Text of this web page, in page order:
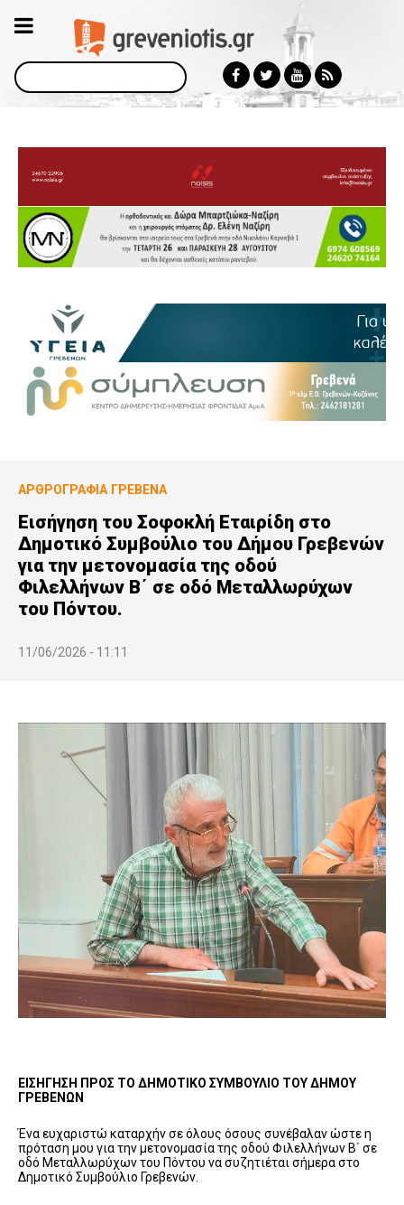
Αναζήτηση
ΑΡΘΡΟΓΡΑΦΊΑ ΓΡΕΒΕΝΆ
Εισήγηση του Σοφοκλή Εταιρίδη στο
Δημοτικό Συμβούλιο του Δήμου Γρεβενών
για την μετονομασία της οδού
Φιλελλήνων Β΄ σε οδό Μεταλλωρύχων
του Πόντου.
11/06/2026 - 11:11
ΕΙΣΗΓΗΣΗ ΠΡΟΣ ΤΟ ΔΗΜΟΤΙΚΟ ΣΥΜΒΟΥΛΙΟ ΤΟΥ ΔΗΜΟΥ
ΓΡΕΒΕΝΩΝ
Ένα ευχαριστώ καταρχήν σε όλους όσους συνέβαλαν ώστε η
πρόταση μου για την μετονομασία της οδού Φιλελλήνων Β΄ σε
οδό Μεταλλωρύχων του Πόντου να συζητιέται σήμερα στο
Δημοτικό Συμβούλιο Γρεβενών.